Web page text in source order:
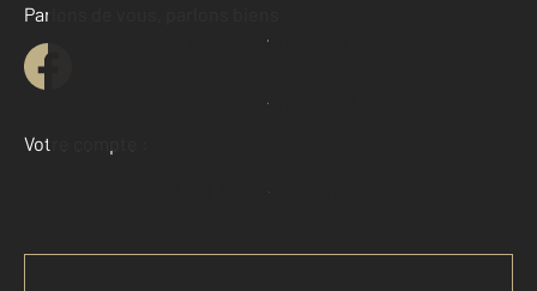
Contacter l'agence
Demander une estimation
Parlons de vous, parlons biens
Votre compte :
Accéder à mon compte